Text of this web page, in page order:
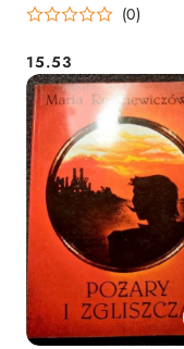
(0)
Cena:
15.53